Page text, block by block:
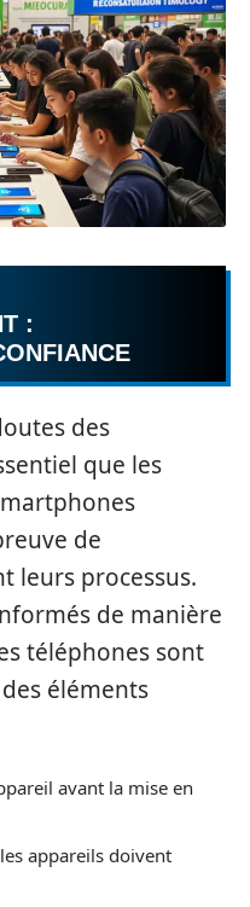
:
des
que les
de
leurs processus.
de manière
téléphones sont
éléments
avant la mise en
appareils doivent